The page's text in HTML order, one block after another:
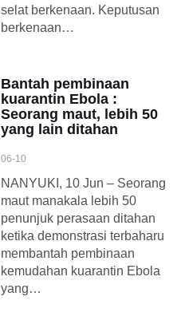
selat berkenaan. Keputusan
berkenaan…
Bantah pembinaan
kuarantin Ebola :
Seorang maut, lebih 50
yang lain ditahan
06-10
NANYUKI, 10 Jun – Seorang
maut manakala lebih 50
penunjuk perasaan ditahan
ketika demonstrasi terbaharu
membantah pembinaan
kemudahan kuarantin Ebola
yang…